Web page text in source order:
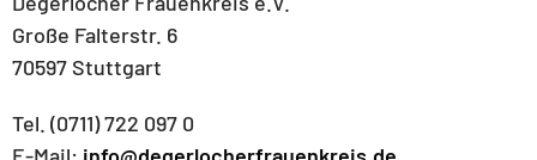
Große Falterstr. 6
70597 Stuttgart
Tel. (0711) 722 097 0